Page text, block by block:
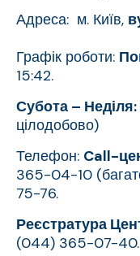
Адреса: м. Київ,
Графік роботи:
15:42.
Субота – Неділя:
цілодобово)
Телефон: Call-
365-04-10
75-76.
Реєстратура
(044) 365-07-40.